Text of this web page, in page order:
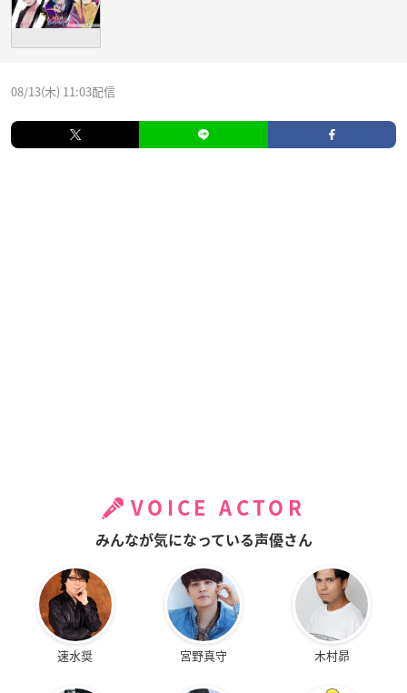
08/13(木) 11:03配信
VOICE ACTOR
みんなが気になっている声優さん
速水奨 宮野真守 木村昴